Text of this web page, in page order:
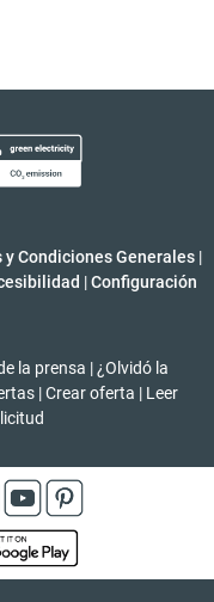
y Condiciones Generales |
| Configuración
la prensa | ¿Olvidó la
| Crear oferta | Leer